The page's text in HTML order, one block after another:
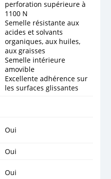
perforation supérieure à
1100 N
Semelle résistante aux
acides et solvants
organiques, aux huiles,
aux graisses
Semelle intérieure
amovible
Excellente adhérence sur
les surfaces glissantes
Oui
Oui
Oui